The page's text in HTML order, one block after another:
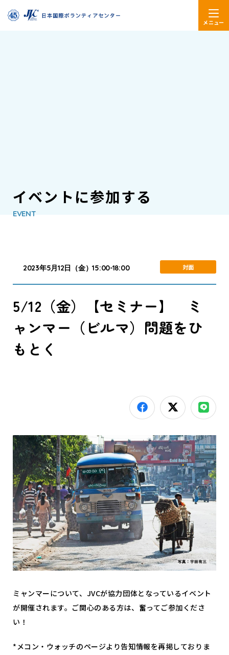
メニュー
イベントに参加する
EVENT
2023年5月12日（金）15:00-18:00 対面
5/12（金）【セミナー】 ミ
ャンマー（ビルマ）問題をひ
もとく
ミャンマーについて、JVCが協力団体となっているイベント
が開催されます。ご関心のある方は、奮ってご参加くださ
い！
*メコン・ウォッチのページより告知情報を再掲しておりま